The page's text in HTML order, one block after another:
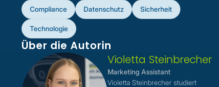
Compliance Datenschutz Sicherheit
Technologie
Über die Autorin
Violetta Steinbrecher
Marketing Assistant
Violetta Steinbrecher studiert